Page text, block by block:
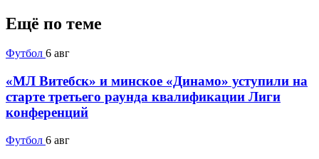
Ещё по теме
Футбол 6 авг
«МЛ Витебск» и минское «Динамо» уступили на
старте третьего раунда квалификации Лиги
конференций
Футбол 6 авг